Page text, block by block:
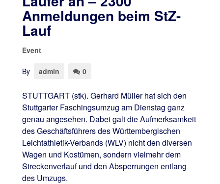
Anmeldungen beim StZ-
Lauf
Event
By admin 0
STUTTGART (stk). Gerhard Müller hat sich den
Stuttgarter Faschingsumzug am Dienstag ganz
genau angesehen. Dabei galt die Aufmerksamkeit
des Geschäftsführers des Württembergischen
Leichtathletik-Verbands (WLV) nicht den diversen
Wagen und Kostümen, sondern vielmehr dem
Streckenverlauf und den Absperrungen entlang
des Umzugs.